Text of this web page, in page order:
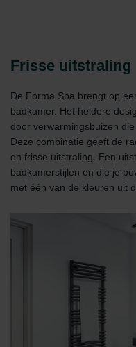
Frisse uitstraling
De Forma Spa brengt op
badkamer. Het heldere
door verwarmingsbuizen
Deze combinatie geeft de
en frisse uitstraling. Een
badkamerstijlen en die je
met één van de kleuren uit